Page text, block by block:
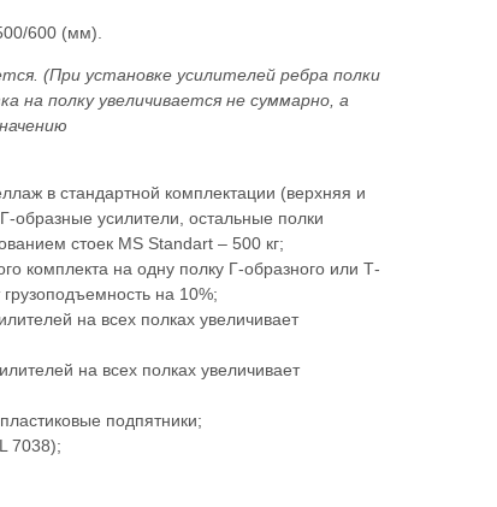
600 (мм).
(При установке усилителей ребра полки
на полку увеличивается не суммарно, а
в стандартной комплектации (верхняя и
образные усилители, остальные полки
стоек MS Standart – 500 кг;
комплекта на одну полку Г-образного или Т-
грузоподъемность на 10%;
на всех полках увеличивает
на всех полках увеличивает
подпятники;
7038);